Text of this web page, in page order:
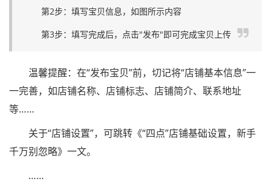
第2步：填写宝贝信息，如图所示内容
第3步：填写完成后，点击"发布"即可完成宝贝上传
温馨提醒：在“发布宝贝”前，切记将“店铺基本信息”一
一完善，如店铺名称、店铺标志、店铺简介、联系地址
等……
关于“店铺设置”，可跳转《“四点”店铺基础设置，新手
千万别忽略》一文。
……